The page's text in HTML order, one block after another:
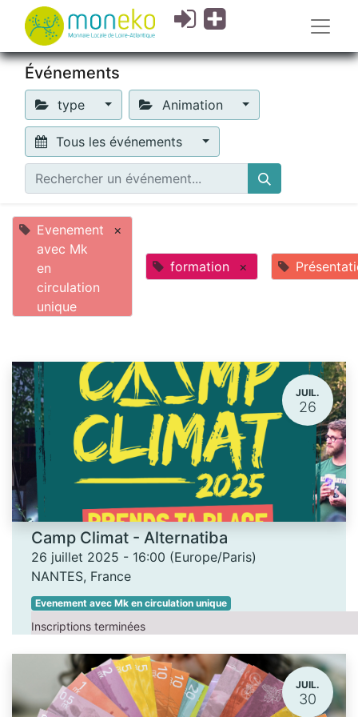
Événements
type Animation
Tous les événements
Evenement
avec Mk
en
circulation
unique
×
formation ×
JUIL.
26
Camp Climat - Alternatiba
26 juillet 2025 - 16:00 (Europe/Paris)
NANTES, France
Evenement avec Mk en circulation unique
Inscriptions terminées
JUIL.
30